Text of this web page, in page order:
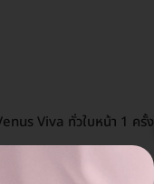
Viva ทั่วใบหน้า 1 ครั้ง